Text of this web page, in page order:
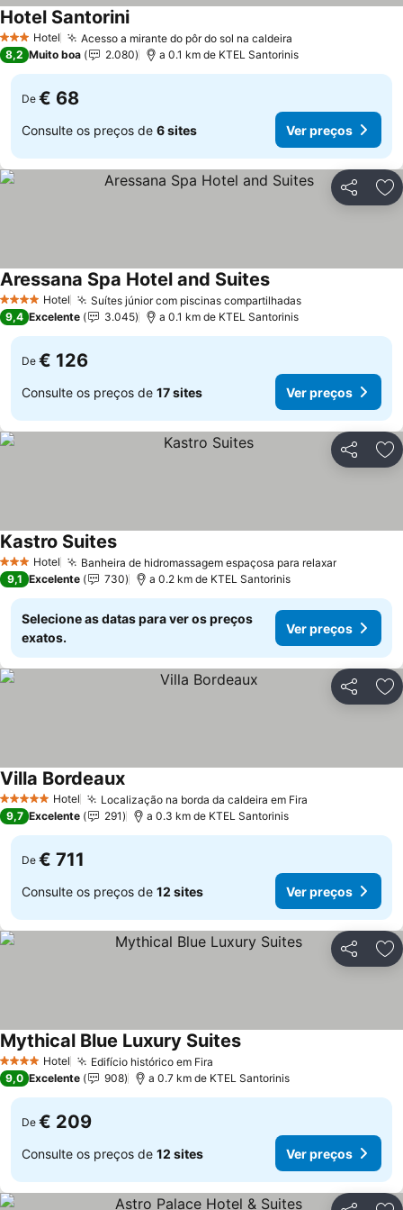
3 EstrelasHotel Acesso a mirante do pôr do sol na caldeira
Hotel Santorini
8,2 Muito boa 2.080 a 0.1 km de KTEL Santorinis
De € 68
Consulte os preços de 6 sites Ver preços
Partilhar
4 EstrelasHotel Suítes júnior com piscinas compartilhadas
Aressana Spa Hotel and Suites
9,4 Excelente 3.045 a 0.1 km de KTEL Santorinis
De € 126
Consulte os preços de 17 sites Ver preços
Partilhar
3 EstrelasHotel Banheira de hidromassagem espaçosa para relaxar
Kastro Suites
9,1 Excelente 730 a 0.2 km de KTEL Santorinis
Selecione as datas para ver os preços
exatos.
Ver preços
Partilhar
5 Estrelas Hotel Localização na borda da caldeira em Fira
Villa Bordeaux
9,7 Excelente 291 a 0.3 km de KTEL Santorinis
De € 711
Consulte os preços de 12 sites Ver preços
Partilhar
4 EstrelasHotel Edifício histórico em Fira
Mythical Blue Luxury Suites
9,0 Excelente 908 a 0.7 km de KTEL Santorinis
De € 209
Consulte os preços de 12 sites Ver preços